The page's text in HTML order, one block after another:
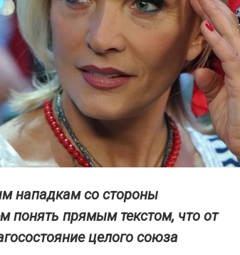
нападкам со стороны
понять прямым текстом, что от
целого союза